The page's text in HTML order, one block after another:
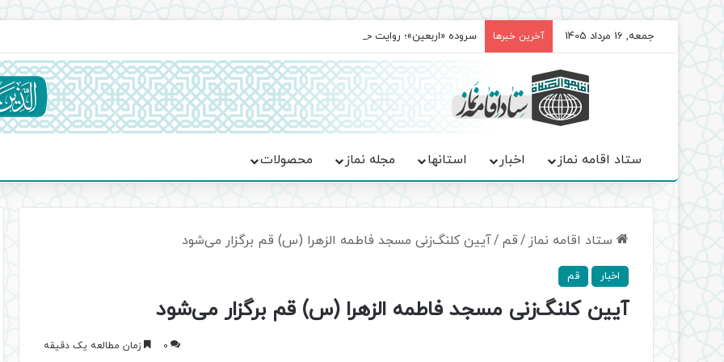
جمعه, 16 مرداد 1405 آخرین خبرها سروده‌ «اربعین»؛ روایت حماسه، استقامت و تمدن‌سازی امت اسلامی
ستاد اقامه نماز اخبار استانها مجله نماز محصولات
ستاد اقامه نماز /قم /آیین کلنگ‌زنی مسجد فاطمه الزهرا (س) قم برگزار می‌شود
اخبار قم
آیین کلنگ‌زنی مسجد فاطمه الزهرا (س) قم برگزار می‌شود
0 زمان مطالعه یک دقیقه